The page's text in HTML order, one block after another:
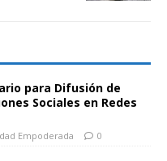
para Difusión de
Sociales en Redes
Empoderada 0